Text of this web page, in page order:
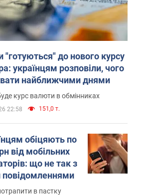
"готуються" до нового курсу
українцям розповіли, чого
найближчими днями
курс валюти в обмінниках
22:58 151,0 т.
обіцяють по
від мобільних
що не так з
в пастку